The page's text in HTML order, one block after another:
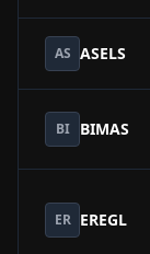
AS ASELS
BI BIMAS
ER EREGL